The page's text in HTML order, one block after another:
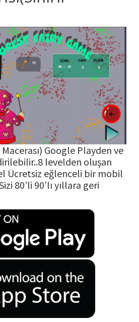
Google Playden ve
levelden oluşan
Ücretsiz eğlenceli bir mobil
80’li 90’lı yıllara geri